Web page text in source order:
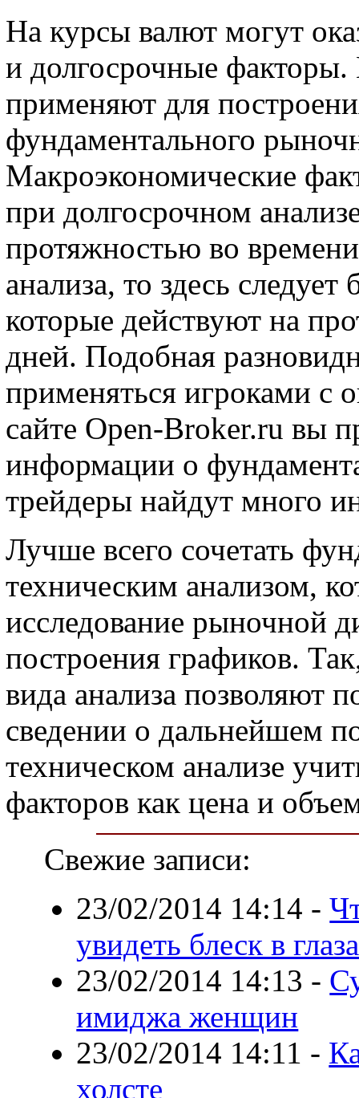
На курсы валют могут
и долгосрочные
применяют для
фундаментального
Макроэкономические
при долгосрочном
протяжностью во
анализа, то здесь
которые действуют на
дней. Подобная
применяться игроками с
сайте Open-Broker.ru вы
информации о
трейдеры найдут много
Лучше всего сочетать
техническим анализом,
исследование рыночной
построения графиков.
вида анализа позволяют
сведении о дальнейшем
техническом анализе
факторов как цена и
Свежие записи:
23/02/2014 14:14 -
увидеть блеск в
23/02/2014 14:13 -
имиджа женщин
23/02/2014 14:11 -
холсте